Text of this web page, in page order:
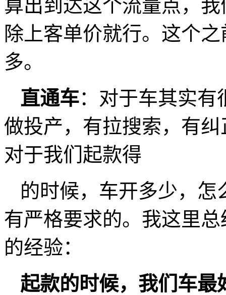
算出到达这个流量点，
除上客单价就行。这个
多。
直通车：对于车其实有
做投产，有拉搜索，有
对于我们起款得
的时候，车开多少，怎
有严格要求的。我这里
的经验：
起款的时候，我们车最